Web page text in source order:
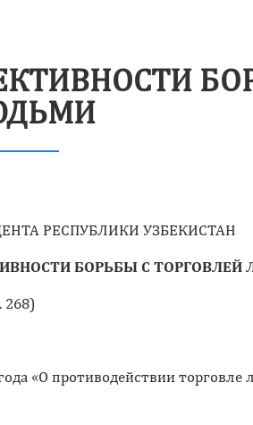
РЕСПУБЛИКИ УЗБЕКИСТАН
БОРЬБЫ С ТОРГОВЛЕЙ
268)
«О противодействии